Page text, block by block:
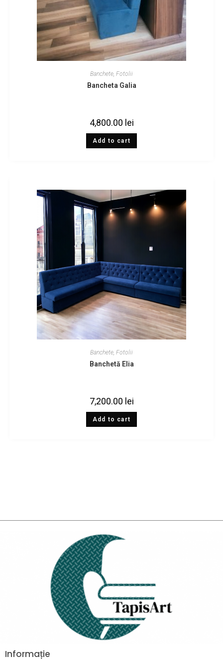
Banchete, Fotolii
Bancheta Galia
4,800.00 lei
Add to cart
Banchete Fotolii
Banchetă Elia
7,200.00 lei
Add to cart
Informație